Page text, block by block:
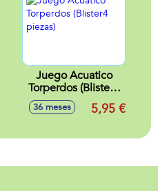
Juego Acuatico
Torperdos (Blister4
piezas)
36 meses 5,95 €